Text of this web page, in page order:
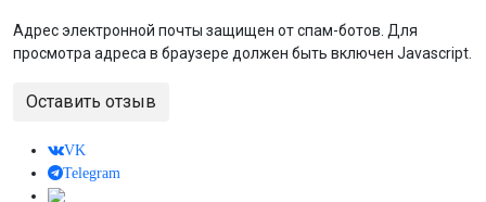
Адрес электронной почты защищен от спам-ботов. Для
просмотра адреса в браузере должен быть включен Javascript.
Оставить отзыв
VK
Telegram